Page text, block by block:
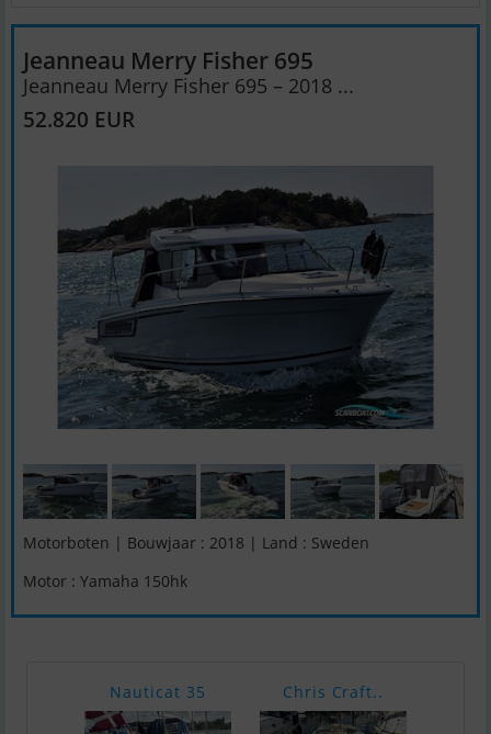
Jeanneau Merry Fisher 695
Jeanneau Merry Fisher 695 – 2018 ...
52.820 EUR
Motorboten | Bouwjaar : 2018 | Land : Sweden
Motor : Yamaha 150hk
Nauticat 35 Chris Craft..